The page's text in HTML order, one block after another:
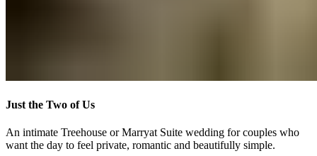
Just the Two of Us​​​​‌ ‍ ​‍​‍‌‍ ‌ ​‍‌‍‍‌‌‍‌ ‌‍‍‌‌‍ ‍​‍​‍​ ‍‍​‍​‍‌ ​ ‌‍​‌‌‍ ‍‌‍‍‌‌ ‌​‌ ‍‌​‍ ‍‌‍‍‌‌‍ ​‍​‍​‍ ​​‍​‍‌‍‍​‌ ​‍‌‍‌‌‌‍‌‍​‍​‍​ ‍‍​‍​‍‌‍‍​‌ ‌​‌ ‌​‌ ​​‌ ​ ​ ‍‍​‍ ​‍ ‌‍ ​​‍ ‌‌‍​‌‌‍ ‍‌‍‌​​‍ ‌‌ ​‍​‍ ‌‌‍‍​‌‍ ‌ ‌​‌‍‌‌‌‍ ​‌ ​ ​‍ ‌‌ ​ ‌ ‌​‌ ‌‌‌‍‌​‌‍‍‌‌‍ ​‍ ‍‌ ‌‍‌‍‌‌‌ ​‍‌‍​ ‌‍‌‌‌‍ ​​‍ ‍‌‍​‌‌ ​​‌ ​​​‍ ‌‍‍‌‌‍ ‍‌ ‌​‌‍‌‌‌‍ ‍‌ ‌​​‍ ‌‍‌‌‌‍‌​‌‍‍‌‌ ‌​​‍ ‌‍ ‌‌‍ ‌‍‌​‌‍‌‌​ ‌‌ ​​‌ ​‍‌‍‌‌‌ ​ ‌‍‌‌‌‍ ‍‌ ‌​‌‍​‌‌ ‌​‌‍‍‌‌‍ ‌‍ ‍​ ‍ ‌‍‍‌‌‍‌​​ ‌​ ​‍​ ‍‌​ ‌​‌‍‌​​ ‌‌​ ‌‌‌‍‌‍​ ‌​​‍ ‌‌‍​‍‌‍‌‌​ ‌‌‌‍‌‌​‍ ‌​ ‌​​ ​​‌‍​‌​ ​‌​‍ ‌‌‍​‌​ ‌ ​ ‍‌​ ‌ ​‍ ‌‌‍‌‍​ ‌ ​ ​ ‌‍​‍‌‍‌‍‌‍‌​‌‍​ ‌‍‌‌​ ‌ ‌‍​‍‌‍‌‌​ ​​​ ‍ ‌ ‌​‌ ‍‌‌ ​​‌‍‌‌​ ‌‌‍‍​‌‍ ‌ ‌​‌‍‌‌‌‍ ​‌‌​ ‌‍‍‌‌ ‌​‌‍‌‌‌‌​​‌‍​‌‌‍‌ ‌‍‌‌​ ‍ ‌ ​​‌‍​‌‌ ‌​‌‍‍​​ ‌‌ ​​‌‍​‌‌‍‌ ‌‍‌‌‌​​‍‌ ‌‌‌‍‍‌‌‍ ​‌‍‌​‌‍‌‌‌ ​‍​‍‌‌​ ‌‌‌​​‍‌‌ ‌‍‍ ‌‍‌‌‌ ‍‌​‍‌‌​ ​ ‌​‌​​‍‌‌​ ​ ‌​‌​​‍‌‌​ ​‍​ ​‍‌‍​‍​ ​ ‌‍‌‍​ ​‌​ ‌‍​ ‍‌‌‍‌‍​ ‍​‌‍‌‍‌‍‌‍‌‍‌‌​ ​‍​‍‌‌​ ​‍​ ​‍​‍‌‌​ ‌‌‌​‌​​‍ ‍‌‍​ ‌‍ ‌‍ ‍‌ ‌​‌‍‌‌‌‍ ‍‌ ‌​​‍‌‌​ ‌‌‌​​‍‌‌ ‌‍‍ ‌‍‌‌‌ ‍‌​‍‌‌​ ​ ‌​‌​​‍‌‌​ ​ ‌​‌​​‍‌‌​ ​‍​ ​‍‌‍​‌​ ‍​​ ​​‌‍​‌‌‍​‍‌‍​‍​ ‍‌‌‍‌‍‌‍‌‌​ ​​‌‍​‌​ ​​​‍‌‌​ ​‍​ ​‍​‍‌‌​ ‌‌‌​‌​​‍ ‍‌ ‌​‌‍‍‌‌ ‌​‌‍ ​‌‍‌‌​ ‌‍​‍‌‍​‌‌ ​ ‌‍‌‌‌‌‌‌‌ ​‍‌‍ ​​ ‌‌‍‍​‌ ‌​‌ ‌​‌ ​​‌ ​ ​‍‌‌​ ​ ‌​​‌​‍‌‌​ ​‍‌​‌‍​‍‌‌​ ​‍‌​‌‍‌‍ ​​‍ ‌‌‍​‌‌‍ ‍‌‍‌​​‍ ‌‌ ​‍​‍ ‌‌‍‍​‌‍ ‌ ‌​‌‍‌‌‌‍ ​‌ ​ ​‍ ‌‌ ​ ‌ ‌​‌ ‌‌‌‍‌​‌‍‍‌‌‍ ​‍ ‍‌ ‌‍‌‍‌‌‌ ​‍‌‍​ ‌‍‌‌‌‍ ​​‍ ‍‌‍​‌‌ ​​‌ ​​​‍‌‍‌‍‍‌‌‍‌​​ ‌​ ​‍​ ‍‌​ ‌​‌‍‌​​ ‌‌​ ‌‌‌‍‌‍​ ‌​​‍ ‌‌‍​‍‌‍‌‌​ ‌‌‌‍‌‌​‍ ‌​ ‌​​ ​​‌‍​‌​ ​‌​‍ ‌‌‍​‌​ ‌ ​ ‍‌​ ‌ ​‍ ‌‌‍‌‍​ ‌ ​ ​ ‌‍​‍‌‍‌‍‌‍‌​‌‍​ ‌‍‌‌​ ‌ ‌‍​‍‌‍‌‌​ ​​​‍‌‍‌ ‌​‌ ‍‌‌ ​​‌‍‌‌​ ‌‌‍‍​‌‍ ‌ ‌​‌‍‌‌‌‍ ​‌‌​ ‌‍‍‌‌ ‌​‌‍‌‌‌‌​​‌‍​‌‌‍‌ ‌‍‌‌​‍‌‍‌ ​​‌‍​‌‌ ‌​‌‍‍​​ ‌‌ ​​‌‍​‌‌‍‌ ‌‍‌‌‌​​‍‌ ‌‌‌‍‍‌‌‍ ​‌‍‌​‌‍‌‌‌ ​‍​‍‌‌​ ‌‌‌​​‍‌‌ ‌‍‍ ‌‍‌‌‌ ‍‌​‍‌‌​ ​ ‌​‌​​‍‌‌​ ​ ‌​‌​​‍‌‌​ ​‍​ ​‍‌‍​‍​ ​ ‌‍‌‍​ ​‌​ ‌‍​ ‍‌‌‍‌‍​ ‍​‌‍‌‍‌‍‌‍‌‍‌‌​ ​‍​‍‌‌​ ​‍​ ​‍​‍‌‌​ ‌‌‌​‌​​‍ ‍‌‍​ ‌‍ ‌‍ ‍‌ ‌​‌‍‌‌‌‍ ‍‌ ‌​​‍‌‌​ ‌‌‌​​‍‌‌ ‌‍‍ ‌‍‌‌‌ ‍‌​‍‌‌​ ​ ‌​‌​​‍‌‌​ ​ ‌​‌​​‍‌‌​ ​‍​ ​‍‌‍​‌​ ‍​​ ​​‌‍​‌‌‍​‍‌‍​‍​ ‍‌‌‍‌‍‌‍‌‌​ ​​‌‍​‌​ ​​​‍‌‌​ ​‍​ ​‍​‍‌‌​ ‌‌‌​‌​​‍ ‍‌ ‌​‌‍‍‌‌ ‌​‌‍ ​‌‍‌‌​‍‌‍‌ ​​‌‍‌‌‌ ​‍‌ ​ ‌ ​​‌‍‌‌‌‍​ ‌ ‌​‌‍‍‌‌ ‌‍‌‍‌‌​ ‌‌ ​​‌ ‌‌‌‍​‍‌‍ ​‌‍‍‌‌ ​ ‌‍‍​‌‍‌‌‌‍‌​​‍​‍‌ ‌
An intimate Treehouse or Marryat Suite wedding for couples who
want the day to feel private, romantic and beautifully simple.​​​​‌ ‍ ​‍​‍‌‍ ‌ ​‍‌‍‍‌‌‍‌ ‌‍‍‌‌‍ ‍​‍​‍​ ‍‍​‍​‍‌ ​ ‌‍​‌‌‍ ‍‌‍‍‌‌ ‌​‌ ‍‌​‍ ‍‌‍‍‌‌‍ ​‍​‍​‍ ​​‍​‍‌‍‍​‌ ​‍‌‍‌‌‌‍‌‍​‍​‍​ ‍‍​‍​‍‌‍‍​‌ ‌​‌ ‌​‌ ​​‌ ​ ​ ‍‍​‍ ​‍ ‌‍ ​​‍ ‌‌‍​‌‌‍ ‍‌‍‌​​‍ ‌‌ ​‍​‍ ‌‌‍‍​‌‍ ‌ ‌​‌‍‌‌‌‍ ​‌ ​ ​‍ ‌‌ ​ ‌ ‌​‌ ‌‌‌‍‌​‌‍‍‌‌‍ ​‍ ‍‌ ‌‍‌‍‌‌‌ ​‍‌‍​ ‌‍‌‌‌‍ ​​‍ ‍‌‍​‌‌ ​​‌ ​​​‍ ‌‍‍‌‌‍ ‍‌ ‌​‌‍‌‌‌‍ ‍‌ ‌​​‍ ‌‍‌‌‌‍‌​‌‍‍‌‌ ‌​​‍ ‌‍ ‌‌‍ ‌‍‌​‌‍‌‌​ ‌‌ ​​‌ ​‍‌‍‌‌‌ ​ ‌‍‌‌‌‍ ‍‌ ‌​‌‍​‌‌ ‌​‌‍‍‌‌‍ ‌‍ ‍​ ‍ ‌‍‍‌‌‍‌​​ ‌​ ​‍​ ‍‌​ ‌​‌‍‌​​ ‌‌​ ‌‌‌‍‌‍​ ‌​​‍ ‌‌‍​‍‌‍‌‌​ ‌‌‌‍‌‌​‍ ‌​ ‌​​ ​​‌‍​‌​ ​‌​‍ ‌‌‍​‌​ ‌ ​ ‍‌​ ‌ ​‍ ‌‌‍‌‍​ ‌ ​ ​ ‌‍​‍‌‍‌‍‌‍‌​‌‍​ ‌‍‌‌​ ‌ ‌‍​‍‌‍‌‌​ ​​​ ‍ ‌ ‌​‌ ‍‌‌ ​​‌‍‌‌​ ‌‌‍‍​‌‍ ‌ ‌​‌‍‌‌‌‍ ​‌‌​ ‌‍‍‌‌ ‌​‌‍‌‌‌‌​​‌‍​‌‌‍‌ ‌‍‌‌​ ‍ ‌ ​​‌‍​‌‌ ‌​‌‍‍​​ ‌‌ ​​‌‍​‌‌‍‌ ‌‍‌‌‌​​‍‌ ‌‌‌‍‍‌‌‍ ​‌‍‌​‌‍‌‌‌ ​‍​‍‌‌​ ‌‌‌​​‍‌‌ ‌‍‍ ‌‍‌‌‌ ‍‌​‍‌‌​ ​ ‌​‌​​‍‌‌​ ​ ‌​‌​​‍‌‌​ ​‍​ ​‍‌‍​‍​ ​ ‌‍‌‍​ ​‌​ ‌‍​ ‍‌‌‍‌‍​ ‍​‌‍‌‍‌‍‌‍‌‍‌‌​ ​‍​‍‌‌​ ​‍​ ​‍​‍‌‌​ ‌‌‌​‌​​‍ ‍‌‍​ ‌‍ ‌‍ ‍‌ ‌​‌‍‌‌‌‍ ‍‌ ‌​​‍‌‌​ ‌‌‌​​‍‌‌ ‌‍‍ ‌‍‌‌‌ ‍‌​‍‌‌​ ​ ‌​‌​​‍‌‌​ ​ ‌​‌​​‍‌‌​ ​‍​ ​‍‌‍​‌​ ‍​​ ​​‌‍​‌‌‍​‍‌‍​‍​ ‍‌‌‍‌‍‌‍‌‌​ ​​‌‍​‌​ ​​​‍‌‌​ ​‍​ ​‍​‍‌‌​ ‌‌‌​‌​​‍ ‍‌‍‌‌‌ ‍​‌‍​ ‌‍‌‌‌ ​‍‌ ​​‌ ‌​​ ‌‍​‍‌‍​‌‌ ​ ‌‍‌‌‌‌‌‌‌ ​‍‌‍ ​​ ‌‌‍‍​‌ ‌​‌ ‌​‌ ​​‌ ​ ​‍‌‌​ ​ ‌​​‌​‍‌‌​ ​‍‌​‌‍​‍‌‌​ ​‍‌​‌‍‌‍ ​​‍ ‌‌‍​‌‌‍ ‍‌‍‌​​‍ ‌‌ ​‍​‍ ‌‌‍‍​‌‍ ‌ ‌​‌‍‌‌‌‍ ​‌ ​ ​‍ ‌‌ ​ ‌ ‌​‌ ‌‌‌‍‌​‌‍‍‌‌‍ ​‍ ‍‌ ‌‍‌‍‌‌‌ ​‍‌‍​ ‌‍‌‌‌‍ ​​‍ ‍‌‍​‌‌ ​​‌ ​​​‍‌‍‌‍‍‌‌‍‌​​ ‌​ ​‍​ ‍‌​ ‌​‌‍‌​​ ‌‌​ ‌‌‌‍‌‍​ ‌​​‍ ‌‌‍​‍‌‍‌‌​ ‌‌‌‍‌‌​‍ ‌​ ‌​​ ​​‌‍​‌​ ​‌​‍ ‌‌‍​‌​ ‌ ​ ‍‌​ ‌ ​‍ ‌‌‍‌‍​ ‌ ​ ​ ‌‍​‍‌‍‌‍‌‍‌​‌‍​ ‌‍‌‌​ ‌ ‌‍​‍‌‍‌‌​ ​​​‍‌‍‌ ‌​‌ ‍‌‌ ​​‌‍‌‌​ ‌‌‍‍​‌‍ ‌ ‌​‌‍‌‌‌‍ ​‌‌​ ‌‍‍‌‌ ‌​‌‍‌‌‌‌​​‌‍​‌‌‍‌ ‌‍‌‌​‍‌‍‌ ​​‌‍​‌‌ ‌​‌‍‍​​ ‌‌ ​​‌‍​‌‌‍‌ ‌‍‌‌‌​​‍‌ ‌‌‌‍‍‌‌‍ ​‌‍‌​‌‍‌‌‌ ​‍​‍‌‌​ ‌‌‌​​‍‌‌ ‌‍‍ ‌‍‌‌‌ ‍‌​‍‌‌​ ​ ‌​‌​​‍‌‌​ ​ ‌​‌​​‍‌‌​ ​‍​ ​‍‌‍​‍​ ​ ‌‍‌‍​ ​‌​ ‌‍​ ‍‌‌‍‌‍​ ‍​‌‍‌‍‌‍‌‍‌‍‌‌​ ​‍​‍‌‌​ ​‍​ ​‍​‍‌‌​ ‌‌‌​‌​​‍ ‍‌‍​ ‌‍ ‌‍ ‍‌ ‌​‌‍‌‌‌‍ ‍‌ ‌​​‍‌‌​ ‌‌‌​​‍‌‌ ‌‍‍ ‌‍‌‌‌ ‍‌​‍‌‌​ ​ ‌​‌​​‍‌‌​ ​ ‌​‌​​‍‌‌​ ​‍​ ​‍‌‍​‌​ ‍​​ ​​‌‍​‌‌‍​‍‌‍​‍​ ‍‌‌‍‌‍‌‍‌‌​ ​​‌‍​‌​ ​​​‍‌‌​ ​‍​ ​‍​‍‌‌​ ‌‌‌​‌​​‍ ‍‌‍‌‌‌ ‍​‌‍​ ‌‍‌‌‌ ​‍‌ ​​‌ ‌​​‍‌‍‌ ​​‌‍‌‌‌ ​‍‌ ​ ‌ ​​‌‍‌‌‌‍​ ‌ ‌​‌‍‍‌‌ ‌‍‌‍‌‌​ ‌‌ ​​‌ ‌‌‌‍​‍‌‍ ​‌‍‍‌‌ ​ ‌‍‍​‌‍‌‌‌‍‌​​‍​‍‌ ‌